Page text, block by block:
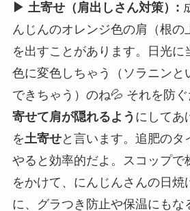
▶ 土寄せ（肩出しさん対策）:
んじんのオレンジ色の肩（根の
を出すことがあります。日光に
色に変色しちゃう（ソラニンと
できちゃう）のね💦 それを防
寄せて肩が隠れるよう にしてあ
を土寄せと言います。追肥のタ
やると効率的だよ。スコップで
をかけて、にんじんさんの日焼
に、グラつき防止や保温にもな